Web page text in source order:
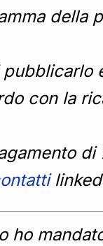
della
con la
di
ho